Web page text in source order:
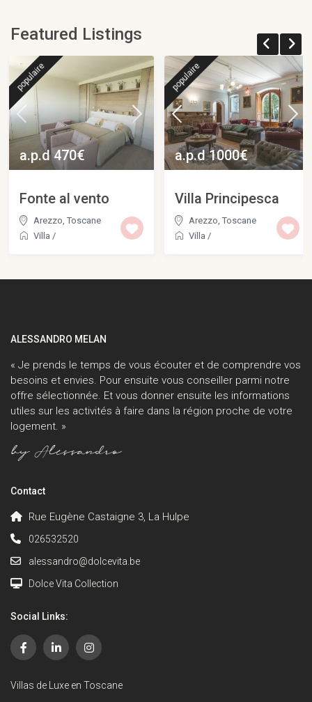
Featured Listings
a.p.d 470€
populaire
Fonte al vento
Arezzo ,Toscane
Villa /
a.p.d 1000€
populaire
Villa Principesca
Arezzo ,Toscane
Villa /
ALESSANDRO MELAN
« Je prends le temps de vous écouter et de comprendre vos
besoins et envies. Pour ensuite vous conseiller parmi notre
offre sélectionnée. Et vous donner ensuite les informations
utiles sur les activités à faire dans la région proche de votre
logement. »
Contact
Rue Eugène Castaigne 3, La Hulpe
026532520
alessandro@dolcevita.be
Dolce Vita Collection
Social Links:
Villas de Luxe en Toscane